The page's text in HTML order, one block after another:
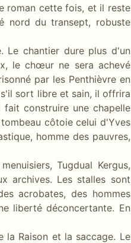
roman cette fois, et il reste
nord du transept, robuste
Le chantier dure plus d'un
le chœur ne sera achevé
par les Penthièvre en
sort libre et sain, il offrira
construire une chapelle
côtoie celui d'Yves
homme des pauvres,
Tugdual Kergus,
archives. Les stalles sont
acrobates, des hommes
liberté déconcertante. En
la Raison et la saccage. Le